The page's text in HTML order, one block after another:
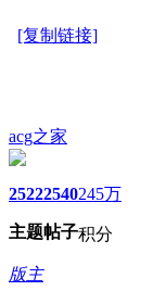
[复制链接]
acg之家
2522
主题
2540
帖子
245万
积分
版主